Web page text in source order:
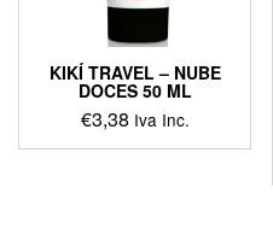
KIKÍ TRAVEL – NUBE
DOCES 50 ML
€3,38 Iva Inc.